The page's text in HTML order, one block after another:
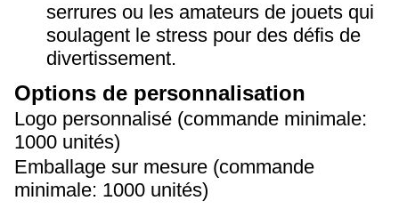
serrures ou les amateurs de jouets qui
soulagent le stress pour des défis de
divertissement.
Options de personnalisation
Logo personnalisé (commande minimale:
1000 unités)
Emballage sur mesure (commande
minimale: 1000 unités)